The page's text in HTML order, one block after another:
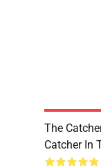
The
Catcher In